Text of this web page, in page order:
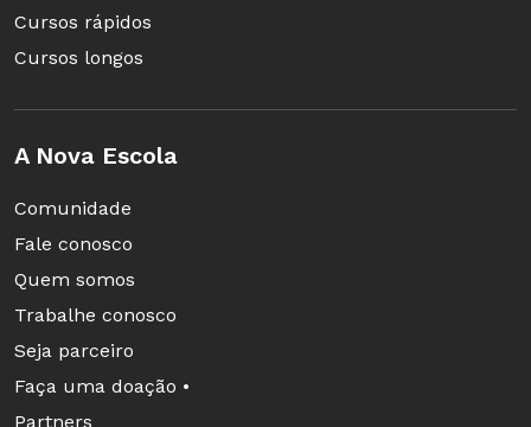
Cursos rápidos
Cursos longos
A Nova Escola
Comunidade
Fale conosco
Quem somos
Trabalhe conosco
Seja parceiro
Faça uma doação •
Partners